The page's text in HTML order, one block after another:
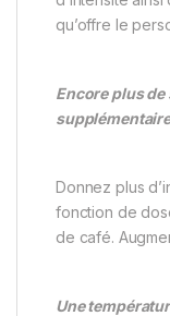
qu’offre le
Encore plus
Donnez plus
fonction de
de café.
Une